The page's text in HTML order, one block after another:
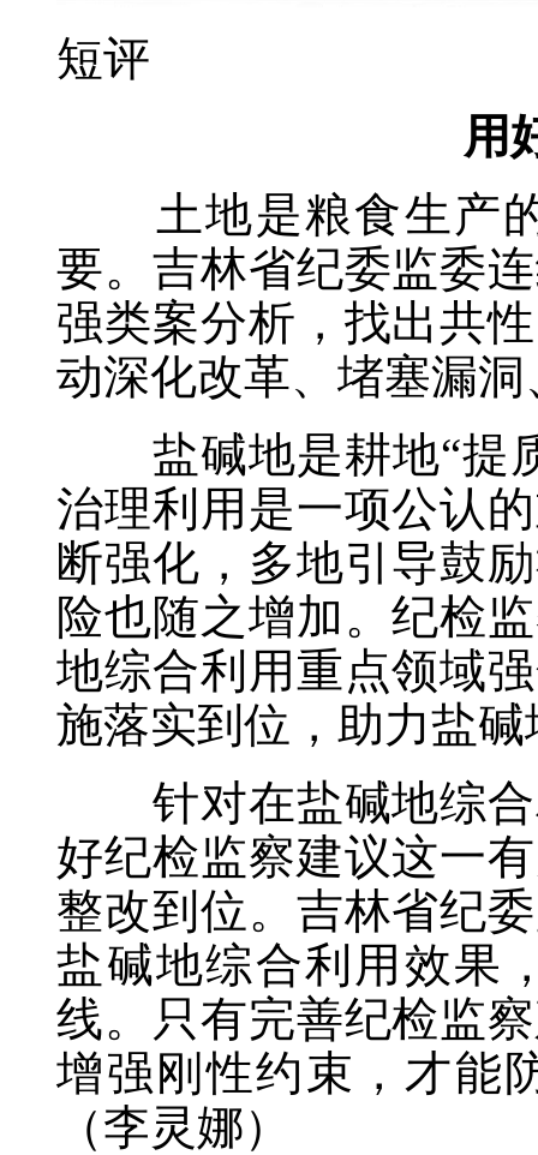
短评
用
土地是粮食生产的
要。吉林省纪委监委
强类案分析，找出共
动深化改革、堵塞漏
盐碱地是耕地“提质
治理利用是一项公认
断强化，多地引导鼓
险也随之增加。纪检
地综合利用重点领域
施落实到位，助力盐碱
针对在盐碱地综合
好纪检监察建议这一
整改到位。吉林省纪
盐碱地综合利用效果
线。只有完善纪检监
增强刚性约束，才能
（李灵娜）